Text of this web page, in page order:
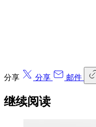
分享 分享 邮件
继续阅读